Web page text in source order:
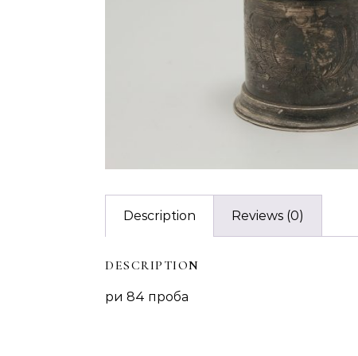
Description Reviews (0)
DESCRIPTION
ри 84 проба